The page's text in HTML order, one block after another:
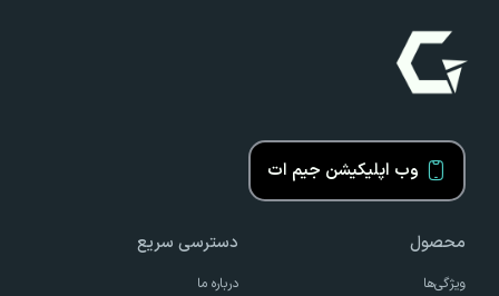
وب اپلیکیشن جیم ات
محصول
ویژگی‌ها
دسترسی سریع
درباره ما